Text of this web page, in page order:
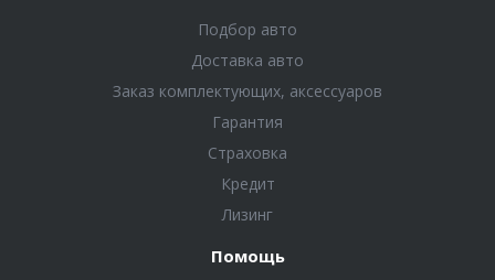
Подбор авто
Доставка авто
Заказ комплектующих, аксессуаров
Гарантия
Страховка
Кредит
Лизинг
Помощь